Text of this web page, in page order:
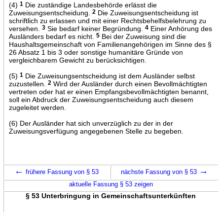
(4) 1Die zuständige Landesbehörde erlässt die
Zuweisungsentscheidung.
2Die Zuweisungsentscheidung ist
schriftlich zu erlassen und mit einer Rechtsbehelfsbelehrung zu
versehen.
3Sie bedarf keiner Begründung. 4Einer Anhörung des
Ausländers bedarf es nicht.
5Bei der Zuweisung sind die
Haushaltsgemeinschaft von Familienangehörigen im Sinne des §
26 Absatz 1 bis 3 oder sonstige humanitäre Gründe von
vergleichbarem Gewicht zu berücksichtigen.
(5) 1Die Zuweisungsentscheidung ist dem Ausländer selbst
zuzustellen.
2Wird der Ausländer durch einen Bevollmächtigten
vertreten oder hat er einen Empfangsbevollmächtigten benannt,
soll ein Abdruck der Zuweisungsentscheidung auch diesem
zugeleitet werden.
(6) Der Ausländer hat sich unverzüglich zu der in der
Zuweisungsverfügung angegebenen Stelle zu begeben.
← frühere Fassung von § 53 nächste Fassung von § 53 →
aktuelle Fassung § 53 zeigen
§ 53 Unterbringung in Gemeinschaftsunterkünften